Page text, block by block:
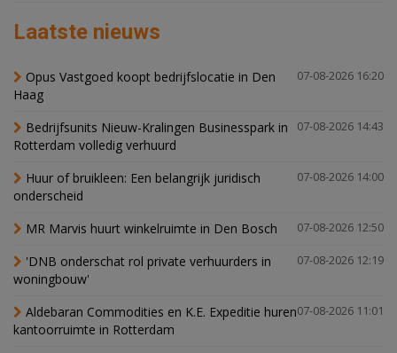
Laatste nieuws
07-08-2026 16:20
Opus Vastgoed koopt bedrijfslocatie in Den
Haag
07-08-2026 14:43
Bedrijfsunits Nieuw-Kralingen Businesspark in
Rotterdam volledig verhuurd
07-08-2026 14:00
Huur of bruikleen: Een belangrijk juridisch
onderscheid
07-08-2026 12:50
MR Marvis huurt winkelruimte in Den Bosch
07-08-2026 12:19
'DNB onderschat rol private verhuurders in
woningbouw'
07-08-2026 11:01
Aldebaran Commodities en K.E. Expeditie huren
kantoorruimte in Rotterdam